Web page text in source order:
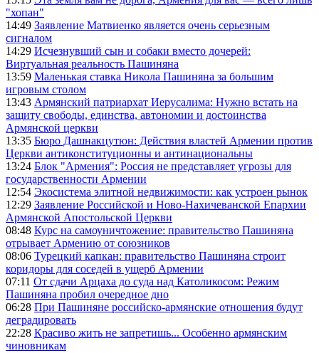
"хопан"
14:49 Заявление Матвиенко является очень серьезным
сигналом
14:29 Исчезнувший сын и собаки вместо дочерей:
Виртуальная реальность Пашиняна
13:59 Маленькая ставка Никола Пашиняна за большим
игровым столом
13:43 Армянский патриархат Иерусалима: Нужно встать на
защиту свободы, единства, автономии и достоинства
Армянской церкви
13:35 Бюро Дашнакцутюн: Действия властей Армении против
Церкви антиконституционны и антинациональны
13:24 Блок "Армения": Россия не представляет угрозы для
государственности Армении
12:54 Экосистема элитной недвижимости: как устроен рынок
12:29 Заявление Российской и Ново-Нахичеванской Епархии
Армянской Апостольской Церкви
08:48 Курс на самоуничтожение: правительство Пашиняна
отрывает Армению от союзников
08:06 Турецкий капкан: правительство Пашиняна строит
коридоры для соседей в ущерб Армении
07:11 От сдачи Арцаха до суда над Католикосом: Режим
Пашиняна пробил очередное дно
06:28 При Пашиняне российско-армянские отношения будут
деградировать
22:28 Красиво жить не запретишь... Особенно армянским
чиновникам